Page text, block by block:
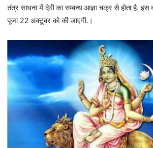
तंत्र साधना में देवी का सम्बन्ध आज्ञा चक्र से होता है. इस
पूजा 22 अक्टूबर को की जाएगी.।